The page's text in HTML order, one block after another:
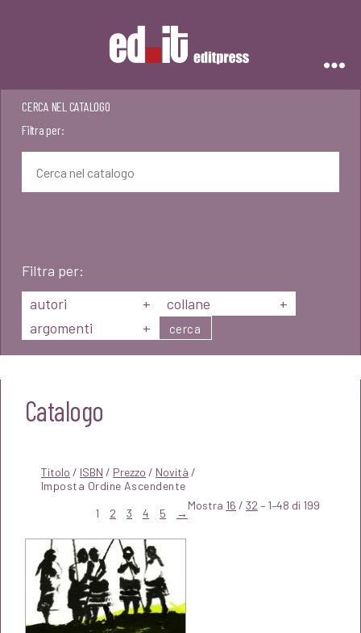
CERCA NEL CATALOGO
Filtra per:
Filtra per:
autori
+ collane
+
argomenti
+ cerca
Catalogo
Titolo / ISBN / Prezzo / Novità /
Mostra 16 / 32 – 1–48 di 199
1 2 3 4 5 →